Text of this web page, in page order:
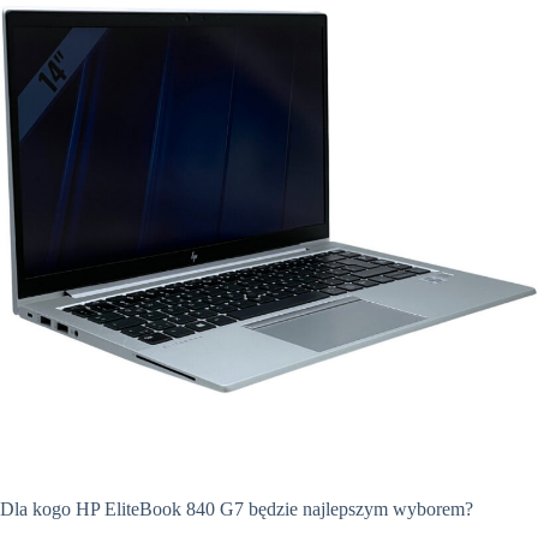
Dla kogo HP EliteBook 840 G7 będzie najlepszym wyborem?